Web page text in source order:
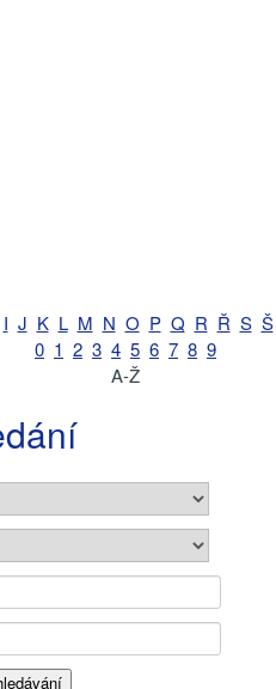
I J K L M N O P Q R Ř S Š
0 1 2 3 4 5 6 7 8 9
A-Ž